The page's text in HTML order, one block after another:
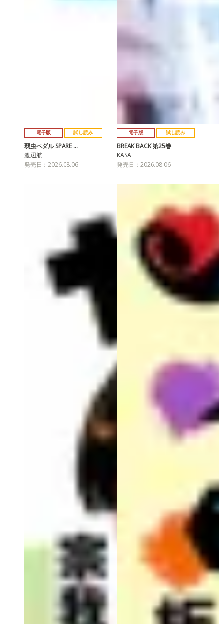
電子版 試し読み
弱虫ペダル SPARE …
渡辺航
発売日：2026.08.06
電子版 試し読み
BREAK BACK 第25巻
KASA
発売日：2026.08.06